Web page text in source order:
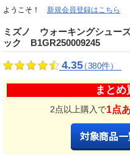
ようこそ！ 新規会員登録はこちら
ミズノ ウォーキングシュ
ック B1GR250009245
4.35（380件）
まとめ
2点以上購入で1点